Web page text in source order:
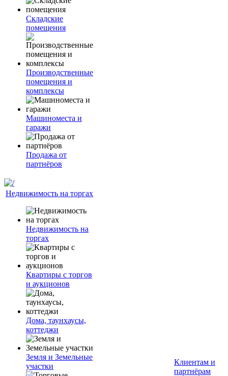
Складские
помещения
Производственные
помещения и
комплексы
Машиноместа и
гаражи
Продажа от
партнёров
Недвижимость на торгах
Недвижимость на
торгах
Квартиры с торгов
и аукционов
Дома, таунхаусы,
коттеджи
Земля и Земельные
участки
Клиентам и
партнёрам